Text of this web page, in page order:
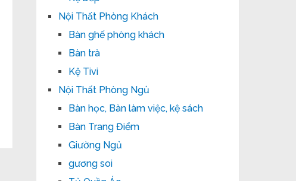
Nội Thất Phòng Khách
Bàn ghế phòng khách
Bàn trà
Kệ Tivi
Nội Thất Phòng Ngủ
Bàn học, Bàn làm việc, kệ sách
Bàn Trang Điểm
Giường Ngủ
gương soi